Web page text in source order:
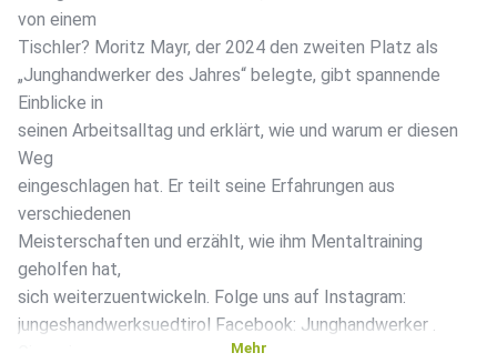
von einem
Tischler? Moritz Mayr, der 2024 den zweiten Platz als
„Junghandwerker des Jahres“ belegte, gibt spannende
Einblicke in
seinen Arbeitsalltag und erklärt, wie und warum er diesen
Weg
eingeschlagen hat. Er teilt seine Erfahrungen aus
verschiedenen
Meisterschaften und erzählt, wie ihm Mentaltraining
geholfen hat,
sich weiterzuentwickeln. Folge uns auf Instagram:
jungeshandwerksuedtirol Facebook: Junghandwerker .
Mehr